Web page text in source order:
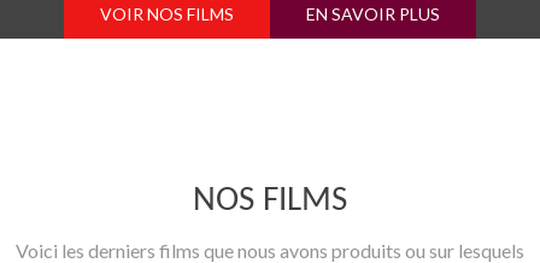
VOIR NOS FILMS EN SAVOIR PLUS
NOS FILMS
Voici les derniers films que nous avons produits ou sur lesquels